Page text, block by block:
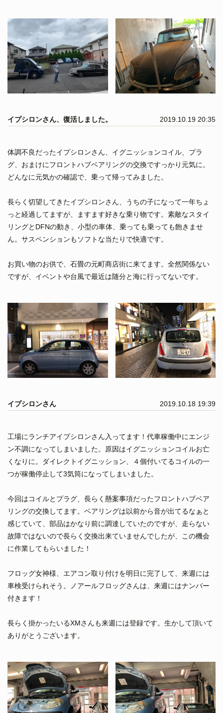
イプシロンさん、復活しました。 2019.10.19 20:35
体調不良だったイプシロンさん、イグニッションコイル、プラ
グ、おまけにフロントハブベアリングの交換ですっかり元気に。
どんなに元気かの確認で、乗って帰ってみました。
長らく切望してきたイプシロンさん、うちの子になって一年ちょ
っと経過してますが、ますます好きな乗り物です。素敵なスタイ
リングとDFNの動き、小型の車体、乗っても乗っても飽きませ
ん。サスペンションもソフトな当たりで快適です。
お買い物のお供で、石畳の元町商店街に来てます。全然関係ない
ですが、イベントや台風で最近は随分と海に行ってないです。
イプシロンさん 2019.10.18 19:39
工場にランチアイプシロンさん入ってます！代車稼働中にエンジ
ン不調になってしまいました。原因はイグニッションコイルお亡
くなりに。ダイレクトイグニッション、４個付いてるコイルの一
つが稼働停止して3気筒になってしまいました。
今回はコイルとプラグ、長らく懸案事項だったフロントハブベア
リングの交換してます。ベアリングは以前から音が出てるなぁと
感じていて、部品はかなり前に調達していたのですが、走らない
故障ではないので長らく交換出来ていませんでしたが、この機会
に作業してもらいました！
フロッグ女神様、エアコン取り付けを明日に完了して、来週には
車検受けられそう。ノアールフロッグさんは、来週にはナンバー
付きます！
長らく掛かったいるXMさんも来週には登録です。生かして頂いて
ありがとうございます。